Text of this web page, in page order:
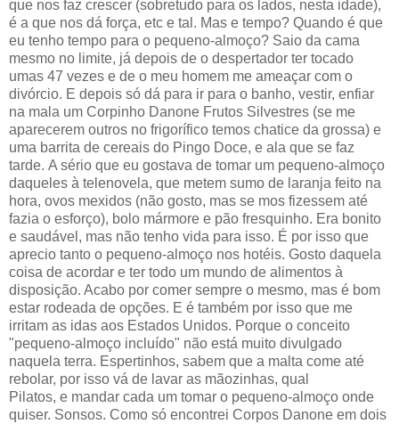
que nos faz crescer (sobretudo para os lados, nesta idade),
é a que nos dá força, etc e tal. Mas e tempo? Quando é que
eu tenho tempo para o pequeno-almoço? Saio da cama
mesmo no limite, já depois de o despertador ter tocado
umas 47 vezes e de o meu homem me ameaçar com o
divórcio. E depois só dá para ir para o banho, vestir, enfiar
na mala um Corpinho Danone Frutos Silvestres (se me
aparecerem outros no frigorífico temos chatice da grossa) e
uma barrita de cereais do Pingo Doce, e ala que se faz
tarde. A sério que eu gostava de tomar um pequeno-almoço
daqueles à telenovela, que metem sumo de laranja feito na
hora, ovos mexidos (não gosto, mas se mos fizessem até
fazia o esforço), bolo mármore e pão fresquinho. Era bonito
e saudável, mas não tenho vida para isso. É por isso que
aprecio tanto o pequeno-almoço nos hotéis. Gosto daquela
coisa de acordar e ter todo um mundo de alimentos à
disposição. Acabo por comer sempre o mesmo, mas é bom
estar rodeada de opções. E é também por isso que me
irritam as idas aos Estados Unidos. Porque o conceito
"pequeno-almoço incluído" não está muito divulgado
naquela terra. Espertinhos, sabem que a malta come até
rebolar, por isso vá de lavar as mãozinhas, qual
Pilatos, e mandar cada um tomar o pequeno-almoço onde
quiser. Sonsos. Como só encontrei Corpos Danone em dois